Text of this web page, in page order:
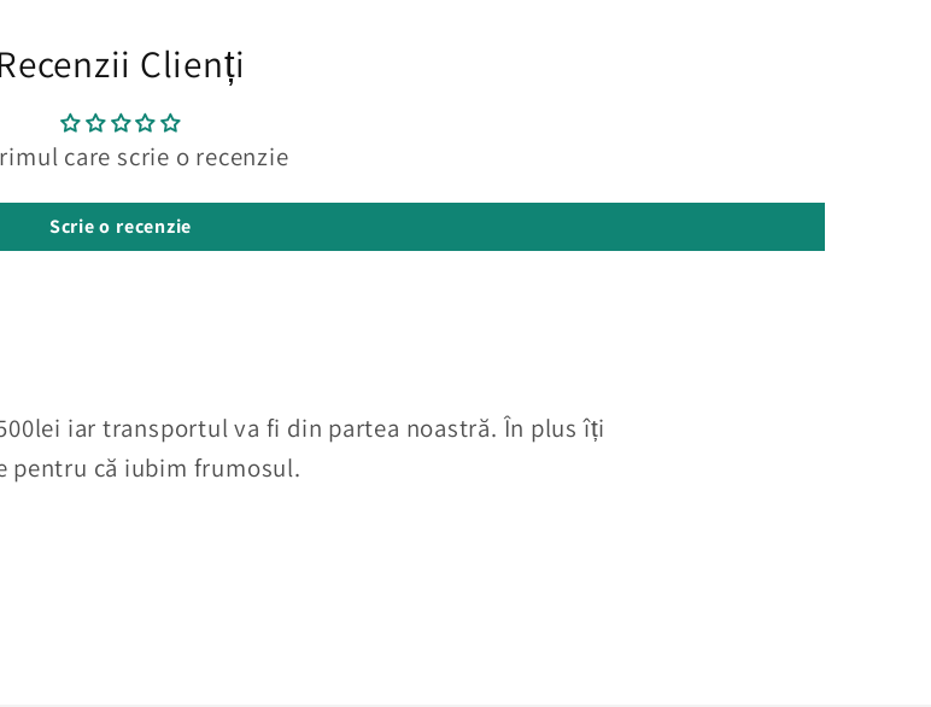
Clienți
care scrie o recenzie
Scrie o recenzie
iar transportul va fi din partea noastră. În plus îți
că iubim frumosul.